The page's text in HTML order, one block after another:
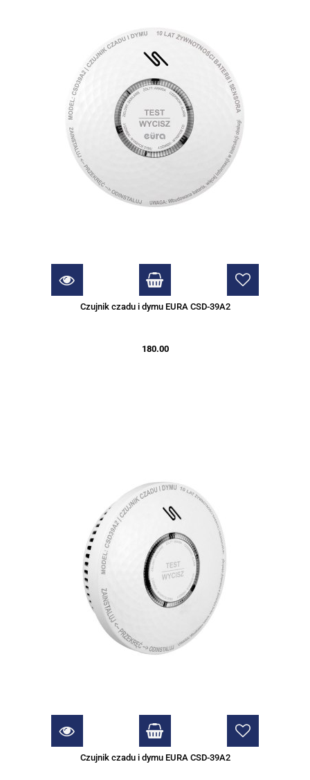
Czujnik czadu i dymu EURA CSD-39A2
180.00
Czujnik czadu i dymu EURA CSD-39A2